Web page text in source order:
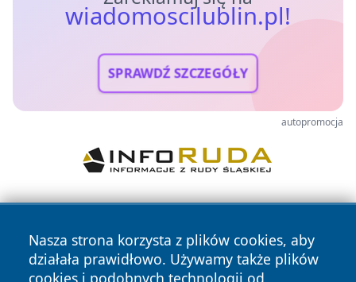
wiadomoscilublin.pl!
SPRAWDŹ SZCZEGÓŁY
autopromocja
Nasza strona korzysta z plików cookies, aby
działała prawidłowo. Używamy także plików
cookies i podobnych technologii od